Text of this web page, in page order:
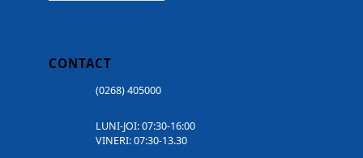
CONTACT
(0268) 405000
LUNI-JOI: 07:30-16:00
VINERI: 07:30-13.30